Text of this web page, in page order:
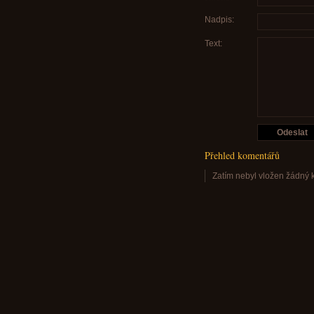
Nadpis:
Text:
Přehled komentářů
Zatím nebyl vložen žádný